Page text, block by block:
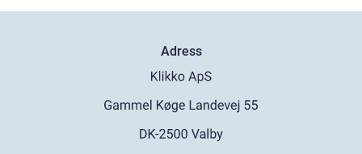
Adress